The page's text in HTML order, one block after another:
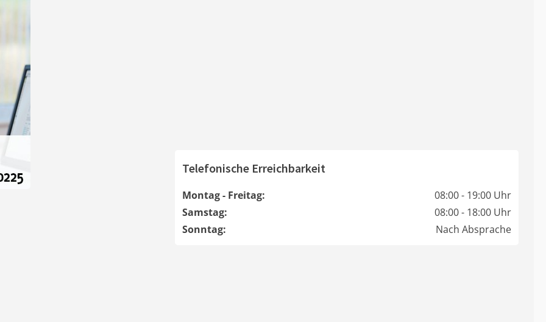
Telefonische Erreichbarkeit
Montag - Freitag:
08:00 - 19:00 Uhr
Samstag:
08:00 - 18:00 Uhr
Sonntag:
Nach Absprache